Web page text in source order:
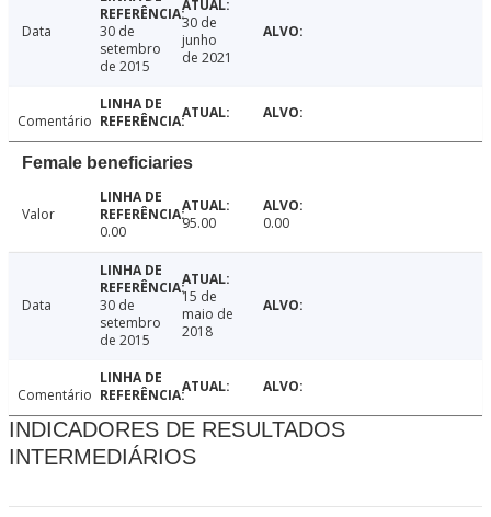
Data
30 de
setembro
de 2015
30 de
junho
de 2021
Comentário
Female beneficiaries
Valor
0.00
95.00 0.00
Data
30 de
setembro
de 2015
15 de
maio de
2018
Comentário
INDICADORES DE RESULTADOS
INTERMEDIÁRIOS